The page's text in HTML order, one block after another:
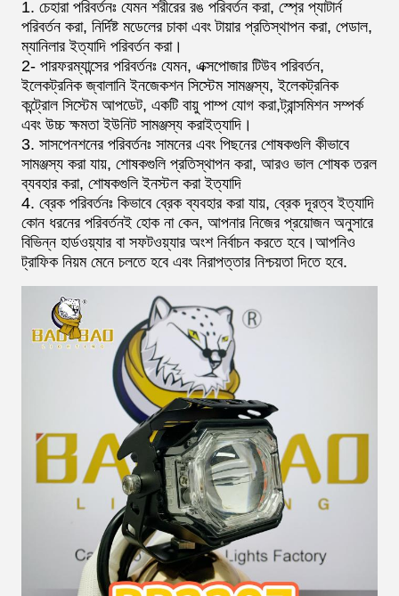
1. চেহারা পরিবর্তনঃ যেমন শরীরের রঙ পরিবর্তন করা, স্প্রে প্যাটার্ন
পরিবর্তন করা, নির্দিষ্ট মডেলের চাকা এবং টায়ার প্রতিস্থাপন করা, পেডাল,
ম্যানিলার ইত্যাদি পরিবর্তন করা।
2- পারফরম্যান্সের পরিবর্তনঃ যেমন, এক্সপোজার টিউব পরিবর্তন,
ইলেকট্রনিক জ্বালানি ইনজেকশন সিস্টেম সামঞ্জস্য, ইলেকট্রনিক
কন্ট্রোল সিস্টেম আপডেট, একটি বায়ু পাম্প যোগ করা,ট্রান্সমিশন সম্পর্ক
এবং উচ্চ ক্ষমতা ইউনিট সামঞ্জস্য করাইত্যাদি।
3. সাসপেনশনের পরিবর্তনঃ সামনের এবং পিছনের শোষকগুলি কীভাবে
সামঞ্জস্য করা যায়, শোষকগুলি প্রতিস্থাপন করা, আরও ভাল শোষক তরল
ব্যবহার করা, শোষকগুলি ইনস্টল করা ইত্যাদি
4. ব্রেক পরিবর্তনঃ কিভাবে ব্রেক ব্যবহার করা যায়, ব্রেক দূরত্ব ইত্যাদি
কোন ধরনের পরিবর্তনই হোক না কেন, আপনার নিজের প্রয়োজন অনুসারে
বিভিন্ন হার্ডওয়্যার বা সফটওয়্যার অংশ নির্বাচন করতে হবে।আপনিও
ট্রাফিক নিয়ম মেনে চলতে হবে এবং নিরাপত্তার নিশ্চয়তা দিতে হবে.